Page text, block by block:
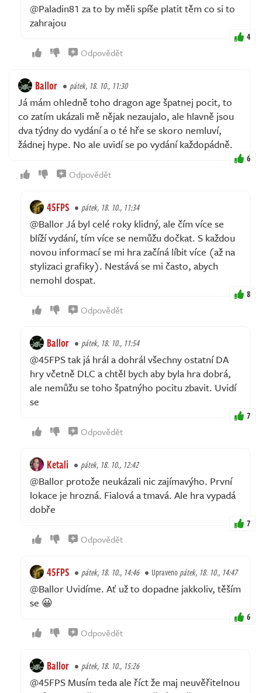
@Paladin81 za to by měli spíše platit těm co si to
zahrajou
4
Odpovědět
Ballor pátek, 18. 10., 11:30
Já mám ohledně toho dragon age špatnej pocit, to
co zatím ukázali mě nějak nezaujalo, ale hlavně jsou
dva týdny do vydání a o té hře se skoro nemluví,
žádnej hype. No ale uvidí se po vydání každopádně.
6
Odpovědět
45FPS pátek, 18. 10., 11:34
@Ballor Já byl celé roky klidný, ale čím více se
blíží vydání, tím více se nemůžu dočkat. S každou
novou informací se mi hra začíná líbit více (až na
stylizaci grafiky). Nestává se mi často, abych
nemohl dospat.
8
Odpovědět
Ballor pátek, 18. 10., 11:54
@45FPS tak já hrál a dohrál všechny ostatní DA
hry včetně DLC a chtěl bych aby byla hra dobrá,
ale nemůžu se toho špatnýho pocitu zbavit. Uvidí
se
7
Odpovědět
Ketali pátek, 18. 10., 12:42
@Ballor protože neukázali nic zajímavýho. První
lokace je hrozná. Fialová a tmavá. Ale hra vypadá
dobře
7
Odpovědět
45FPS pátek, 18. 10., 14:46 Upravenopátek, 18. 10., 14:47
@Ballor Uvidíme. Ať už to dopadne jakkoliv, těším
se 😀
6
Odpovědět
Ballor pátek, 18. 10., 15:26
@45FPS Musím teda ale říct že maj neuvěřitelnou